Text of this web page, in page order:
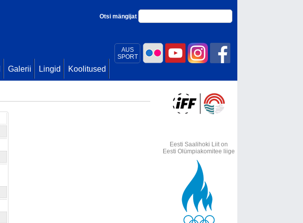
AUS
SPORT
Otsi mängijat
Galerii Lingid Koolitused
Eesti Saalihoki Liit on
Eesti Olümpiakomitee liige